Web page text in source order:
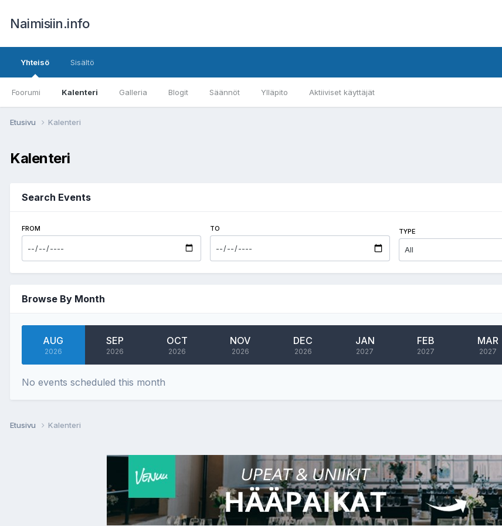
Naimisiin.info
Yhteisö
Foorumi Kalenteri Galleria Blogit Säännöt Ylläpito Aktiiviset käyttäjät
Sisältö
Etusivu Kalenteri
Kalenteri
Search Events
FROM TO TYPE
Browse By Month
AUG
2026
SEP
2026
OCT
2026
NOV
2026
DEC
2026
JAN
2027
FEB
2027
MAR
2027
No events scheduled this month
Etusivu Kalenteri